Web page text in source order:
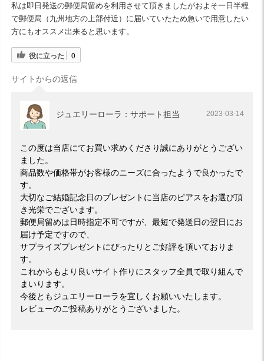
私は即日発送の郵便局留めを利用させて頂きましたがおよそ一日半程
で郵便局（九州地方の上部付近）に届いていたため急いで用意したい
方にもオススメ出来ると思います。
役に立った 0
サイトからの返信
ジュエリーローラ：サポート担当 2023-03-14
この度は当店にてお買い求めくださり誠にありがとうござい
ました。
商品数や価格帯がお客様のニーズに合ったようで良かったで
す。
大切なご結婚記念日のプレゼントに当店のピアスをお選び頂
き光栄でございます。
郵便局留めは日時指定不可ですが、最短で発送日の翌日にお
届け予定ですので、
サプライズプレゼントにぴったりとご好評を頂いておりま
す。
これからもより良いサイト作りにスタッフ全員で取り組んで
まいります。
今後ともジュエリーローラを宜しくお願いいたします。
レビューのご投稿ありがとうございました。